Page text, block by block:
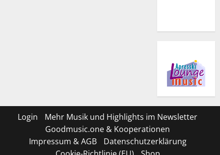
Login
Mehr Musik und Highlights im Newsletter
Goodmusic.one & Kooperationen
Impressum & AGB
Datenschutzerklärung